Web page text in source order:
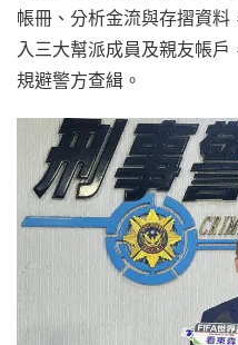
帳冊、分析金流與存摺資
入三大幫派成員及親友帳戶
規避警方查緝。